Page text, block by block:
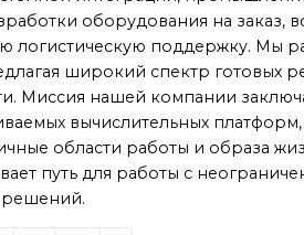
оборудования на заказ,
логистическую поддержку. Мы
широкий спектр готовых
Миссия нашей компании
вычислительных
области работы и образа
путь для работы с